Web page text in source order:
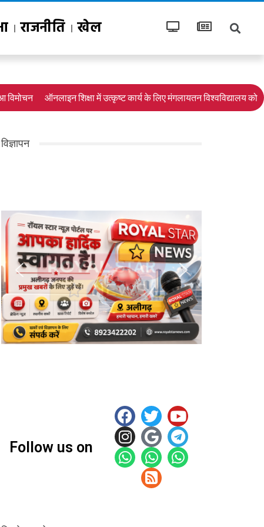
राजनीति खेल
ऑनलाइन शिक्षा में उत्कृष्ट कार्य के लिए मंगलायतन विश्वविद्यालय को
विज्ञापन
Follow us on